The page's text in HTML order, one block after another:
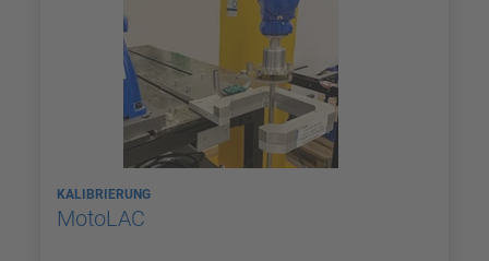
KALIBRIERUNG
MotoLAC